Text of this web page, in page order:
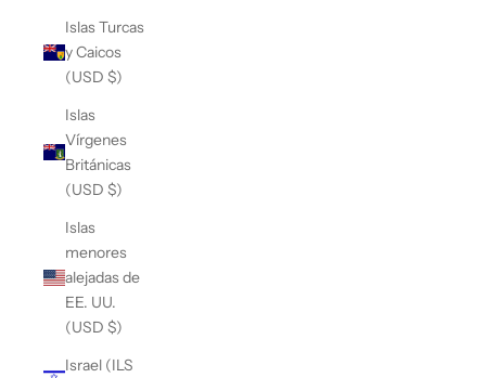
Islas Turcas
y Caicos
(USD $)
Islas
Vírgenes
Británicas
(USD $)
Islas
menores
alejadas de
EE. UU.
(USD $)
Israel (ILS